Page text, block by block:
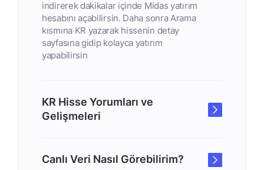
indirerek dakikalar içinde Midas yatırım
hesabını açabilirsin. Daha sonra Arama
kısmına KR yazarak hissenin detay
sayfasına gidip kolayca yatırım
yapabilirsin
KR Hisse Yorumları ve
Gelişmeleri
Canlı Veri Nasıl Görebilirim?